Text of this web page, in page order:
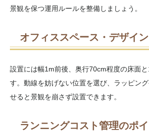
景観を保つ運用ルールを整備しましょう。
オフィススペース・デザイ
設置には幅1m前後、奥行70cm程度の床面
す。動線を妨げない位置を選び、ラッピン
せると景観を崩さず設置できます。
ランニングコスト管理のポ